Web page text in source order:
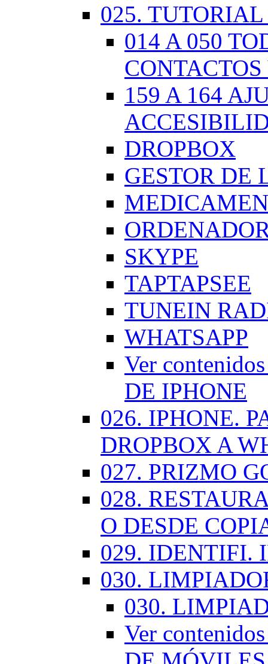
025.
014 A 050
159 A 164
DROPBOX
GESTOR DE
SKYPE
TAPTAPSEE
TUNEIN
WHATSAPP
Ver
DE IPHONE
026. IPHONE.
DROPBOX A
027. PRIZMO
028.
O DESDE
029. IDENTIFI.
030.
030.
Ver